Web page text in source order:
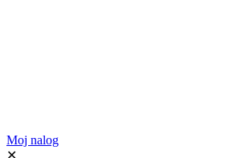
Moj nalog
✕